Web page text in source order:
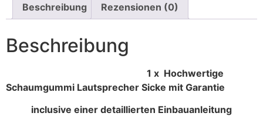
Beschreibung Rezensionen (0)
Beschreibung
1 x Hochwertige
Schaumgummi Lautsprecher Sicke mit Garantie
inclusive einer detaillierten Einbauanleitung